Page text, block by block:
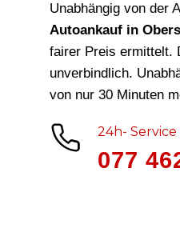
Unabhängig von der
Autoankauf in
fairer Preis ermittelt.
unverbindlich.
von nur 30 Minuten
24h-
077